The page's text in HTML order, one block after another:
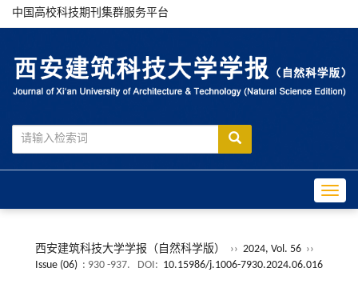
中国高校科技期刊集群服务平台
西安建筑科技大学学报（自然科学版） ›› 2024, Vol. 56 ››
Issue (06) : 930 -937. DOI: 10.15986/j.1006-7930.2024.06.016